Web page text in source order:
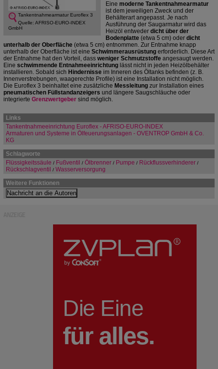
Tankentnahmearmatur Euroflex 3
Quelle: AFRISO-EURO-INDEX
GmbH
Eine moderne Tankentnahmearmatur
ist dem jeweiligen Zweck und der
Behälterart angepasst. Je nach
Ausführung der Saugarmatur wird das
Heizöl entweder dicht über der
Bodenplatte (etwa 5 cm) oder dicht
unterhalb der Oberfläche (etwa 5 cm) entnommen. Zur Entnahme knapp
unterhalb der Oberfläche ist eine Schwimmerausrüstung erforderlich. Diese Art
der Entnahme hat den Vorteil, dass weniger Schmutzstoffe angesaugt werden.
Eine schwimmende Entnahmeeinrichtung lässt nicht in jeden Heizölbehälter
installieren. Sobald sich Hindernisse im Inneren des Öltanks befinden (z. B.
Innenverstrebungen, waagerechte Profile) ist eine Installation nicht möglich.
Die Euroflex 3 beinhaltet eine zusätzliche Messleitung zur Installation eines
pneumatischen Füllstandanzeigers und längere Saugschläuche oder
integrierte Grenzwertgeber sind möglich.
Links
Tankentnahmeeinrichtung Euroflex - AFRISO-EURO-INDEX
Armaturen und Systeme in Ölfeuerungsanlagen - OVENTROP GmbH & Co.
KG
Schlagworte
Flüssigkeitssäule / Fußventil / Ölbrenner / Pumpe / Rückflussverhinderer /
Rückschlagventil / Wasserversorgung
Weitere Funktionen